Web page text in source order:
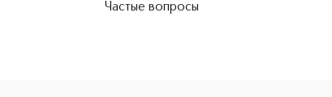
Частые вопросы